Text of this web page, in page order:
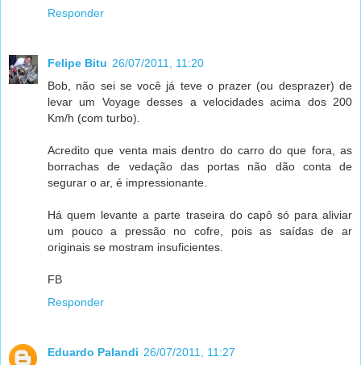
Responder
Felipe Bitu 26/07/2011, 11:20
Bob, não sei se você já teve o prazer (ou desprazer) de
levar um Voyage desses a velocidades acima dos 200
Km/h (com turbo).
Acredito que venta mais dentro do carro do que fora, as
borrachas de vedação das portas não dão conta de
segurar o ar, é impressionante.
Há quem levante a parte traseira do capô só para aliviar
um pouco a pressão no cofre, pois as saídas de ar
originais se mostram insuficientes.
FB
Responder
Eduardo Palandi 26/07/2011, 11:27